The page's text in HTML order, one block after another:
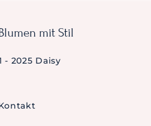
mit Stil
- 2025 Daisy